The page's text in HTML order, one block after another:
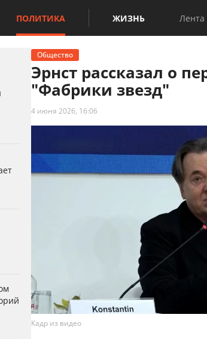
ПОЛИТИКА ЖИЗНЬ Лента
Общество
Эрнст рассказал о
"Фабрики звезд"
4 июня 2026, 16:06
Кадр из видео